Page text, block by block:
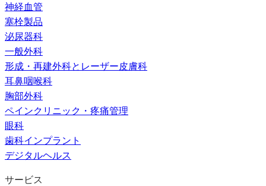
神経血管
塞栓製品
泌尿器科
一般外科
形成・再建外科とレーザー皮膚科
耳鼻咽喉科
胸部外科
ペインクリニック・疼痛管理
眼科
歯科インプラント
デジタルヘルス
サービス